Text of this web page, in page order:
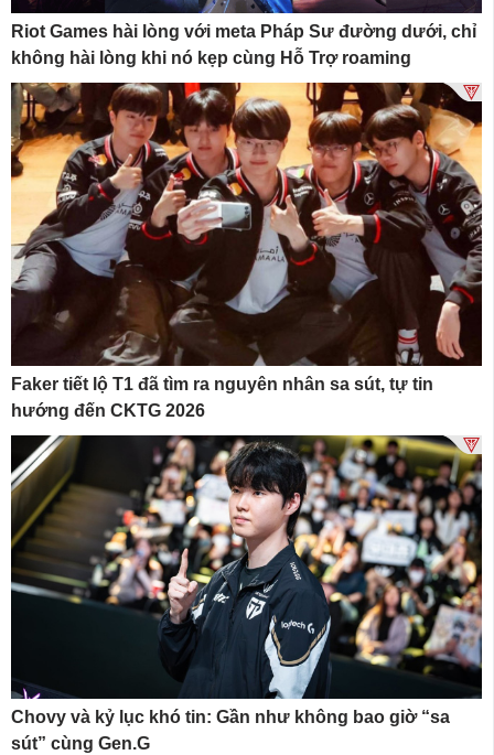
Riot Games hài lòng với meta Pháp Sư đường dưới, chỉ
không hài lòng khi nó kẹp cùng Hỗ Trợ roaming
Faker tiết lộ T1 đã tìm ra nguyên nhân sa sút, tự tin
hướng đến CKTG 2026
Chovy và kỷ lục khó tin: Gần như không bao giờ “sa
sút” cùng Gen.G